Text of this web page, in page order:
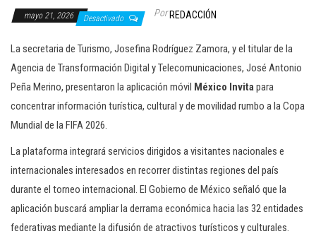
mayo 21, 2026 Desactivado Por REDACCIÓN
La secretaria de Turismo, Josefina Rodríguez Zamora, y el titular de la
Agencia de Transformación Digital y Telecomunicaciones, José Antonio
Peña Merino, presentaron la aplicación móvil México Invitapara
concentrar información turística, cultural y de movilidad rumbo a la Copa
Mundial de la FIFA 2026.
La plataforma integrará servicios dirigidos a visitantes nacionales e
internacionales interesados en recorrer distintas regiones del país
durante el torneo internacional. El Gobierno de México señaló que la
aplicación buscará ampliar la derrama económica hacia las 32 entidades
federativas mediante la difusión de atractivos turísticos y culturales.